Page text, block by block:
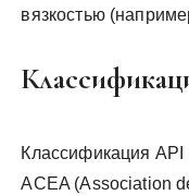
вязкостью
Классификация
ACEA (Association